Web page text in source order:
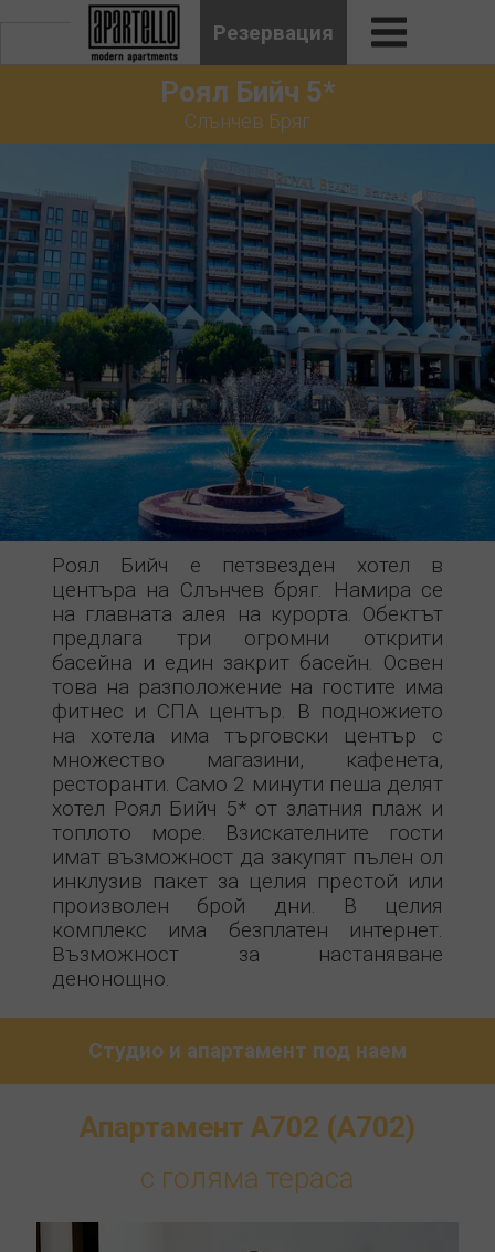
Апартамент А702 (A702)
с голяма тераса
Резервация
Студио и апартамент под наем
Роял Бийч е петзвезден хотел в
центъра на Слънчев бряг. Намира се
на главната алея на курорта. Обектът
предлага три огромни открити
басейна и един закрит басейн. Освен
това на разположение на гостите има
фитнес и СПА център. В подножието
на хотела има търговски център с
множество магазини, кафенета,
ресторанти. Само 2 минути пеша делят
хотел Роял Бийч 5* от златния плаж и
топлото море. Взискателните гости
имат възможност да закупят пълен ол
инклузив пакет за целия престой или
произволен брой дни. В целия
комплекс има безплатен интернет.
Възможност за настаняване
денонощно.
Слънчев Бряг
Роял Бийч 5*